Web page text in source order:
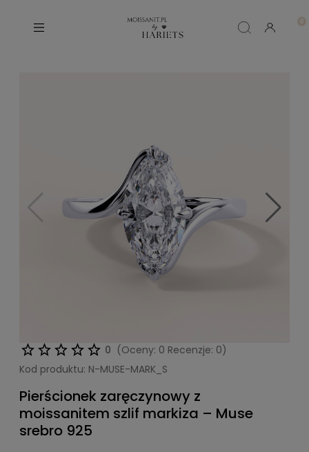
0 (Oceny: 0 Recenzje: 0)
Kod produktu: N-MUSE-MARK_S
Pierścionek zaręczynowy z
moissanitem szlif markiza – Muse
srebro 925